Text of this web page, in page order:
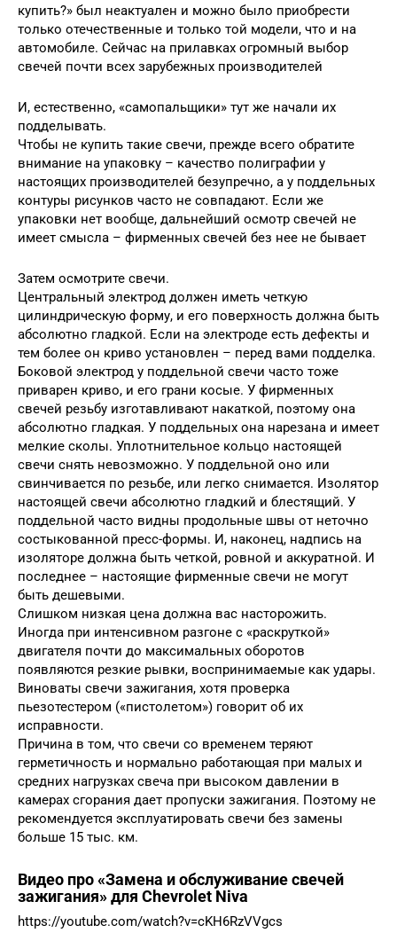
купить?» был неактуален и можно было приобрести
только отечественные и только той модели, что и на
автомобиле. Сейчас на прилавках огромный выбор
свечей почти всех зарубежных производителей
И, естественно, «самопальщики» тут же начали их
подделывать.
Чтобы не купить такие свечи, прежде всего обратите
внимание на упаковку – качество полиграфии у
настоящих производителей безупречно, а у поддельных
контуры рисунков часто не совпадают. Если же
упаковки нет вообще, дальнейший осмотр свечей не
имеет смысла – фирменных свечей без нее не бывает
Затем осмотрите свечи.
Центральный электрод должен иметь четкую
цилиндрическую форму, и его поверхность должна быть
абсолютно гладкой. Если на электроде есть дефекты и
тем более он криво установлен – перед вами подделка.
Боковой электрод у поддельной свечи часто тоже
приварен криво, и его грани косые. У фирменных
свечей резьбу изготавливают накаткой, поэтому она
абсолютно гладкая. У поддельных она нарезана и имеет
мелкие сколы. Уплотнительное кольцо настоящей
свечи снять невозможно. У поддельной оно или
свинчивается по резьбе, или легко снимается. Изолятор
настоящей свечи абсолютно гладкий и блестящий. У
поддельной часто видны продольные швы от неточно
состыкованной пресс-формы. И, наконец, надпись на
изоляторе должна быть четкой, ровной и аккуратной. И
последнее – настоящие фирменные свечи не могут
быть дешевыми.
Слишком низкая цена должна вас насторожить.
Иногда при интенсивном разгоне с «раскруткой»
двигателя почти до максимальных оборотов
появляются резкие рывки, воспринимаемые как удары.
Виноваты свечи зажигания, хотя проверка
пьезотестером («пистолетом») говорит об их
исправности.
Причина в том, что свечи со временем теряют
герметичность и нормально работающая при малых и
средних нагрузках свеча при высоком давлении в
камерах сгорания дает пропуски зажигания. Поэтому не
рекомендуется эксплуатировать свечи без замены
больше 15 тыс. км.
Видео про «Замена и обслуживание свечей
зажигания» для Chevrolet Niva
https://youtube.com/watch?v=cKH6RzVVgcs